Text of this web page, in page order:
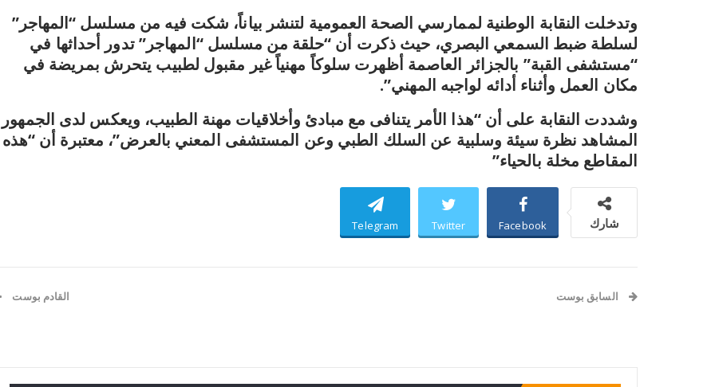
وتدخلت النقابة الوطنية لممارسي الصحة العمومية لتنشر بياناً، شكت فيه من مسلسل “المهاجر”
لسلطة ضبط السمعي البصري، حيث ذكرت أن “حلقة من مسلسل “المهاجر” تدور أحداثها في
“مستشفى القبة” بالجزائر العاصمة أظهرت سلوكاً مهنياً غير مقبول لطبيب يتحرش بمريضة في
مكان العمل وأثناء أدائه لواجبه المهني”.
وشددت النقابة على أن “هذا الأمر يتنافى مع مبادئ وأخلاقيات مهنة الطبيب، ويعكس لدى الجمهور
المشاهد نظرة سيئة وسلبية عن السلك الطبي وعن المستشفى المعني بالعرض”، معتبرة أن “هذه
المقاطع مخلة بالحياء”
شارك Facebook
Twitter
Telegram
السابق بوست القادم بوست